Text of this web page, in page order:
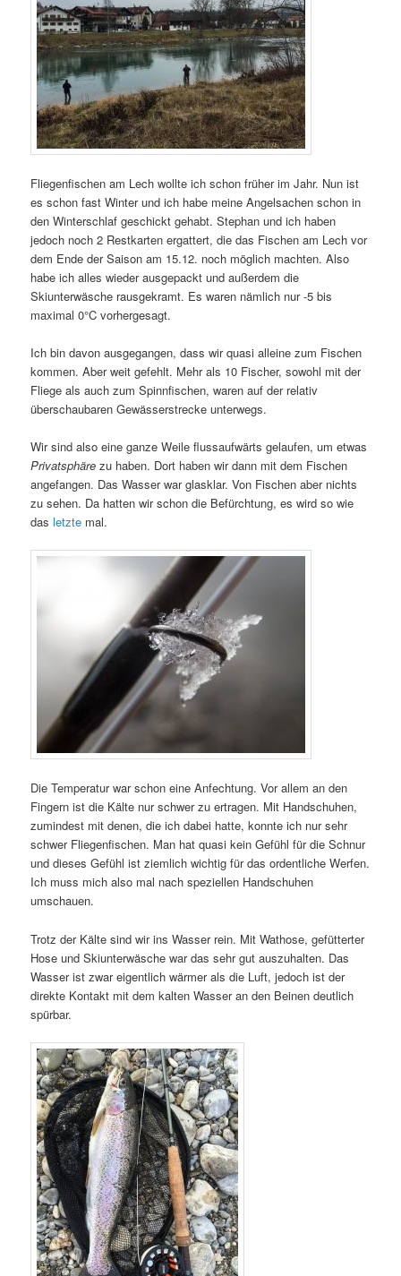
Fliegenfischen am Lech wollte ich schon früher im Jahr. Nun ist
es schon fast Winter und ich habe meine Angelsachen schon in
den Winterschlaf geschickt gehabt. Stephan und ich haben
jedoch noch 2 Restkarten ergattert, die das Fischen am Lech vor
dem Ende der Saison am 15.12. noch möglich machten. Also
habe ich alles wieder ausgepackt und außerdem die
Skiunterwäsche rausgekramt. Es waren nämlich nur -5 bis
maximal 0°C vorhergesagt.
Ich bin davon ausgegangen, dass wir quasi alleine zum Fischen
kommen. Aber weit gefehlt. Mehr als 10 Fischer, sowohl mit der
Fliege als auch zum Spinnfischen, waren auf der relativ
überschaubaren Gewässerstrecke unterwegs.
Wir sind also eine ganze Weile flussaufwärts gelaufen, um etwas
Privatsphäre zu haben. Dort haben wir dann mit dem Fischen
angefangen. Das Wasser war glasklar. Von Fischen aber nichts
zu sehen. Da hatten wir schon die Befürchtung, es wird so wie
dasletzte mal.
Die Temperatur war schon eine Anfechtung. Vor allem an den
Fingern ist die Kälte nur schwer zu ertragen. Mit Handschuhen,
zumindest mit denen, die ich dabei hatte, konnte ich nur sehr
schwer Fliegenfischen. Man hat quasi kein Gefühl für die Schnur
und dieses Gefühl ist ziemlich wichtig für das ordentliche Werfen.
Ich muss mich also mal nach speziellen Handschuhen
umschauen.
Trotz der Kälte sind wir ins Wasser rein. Mit Wathose, gefütterter
Hose und Skiunterwäsche war das sehr gut auszuhalten. Das
Wasser ist zwar eigentlich wärmer als die Luft, jedoch ist der
direkte Kontakt mit dem kalten Wasser an den Beinen deutlich
spürbar.